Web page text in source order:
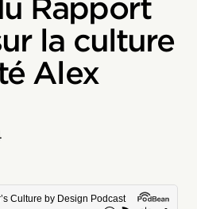
Rapport
la culture
Alex